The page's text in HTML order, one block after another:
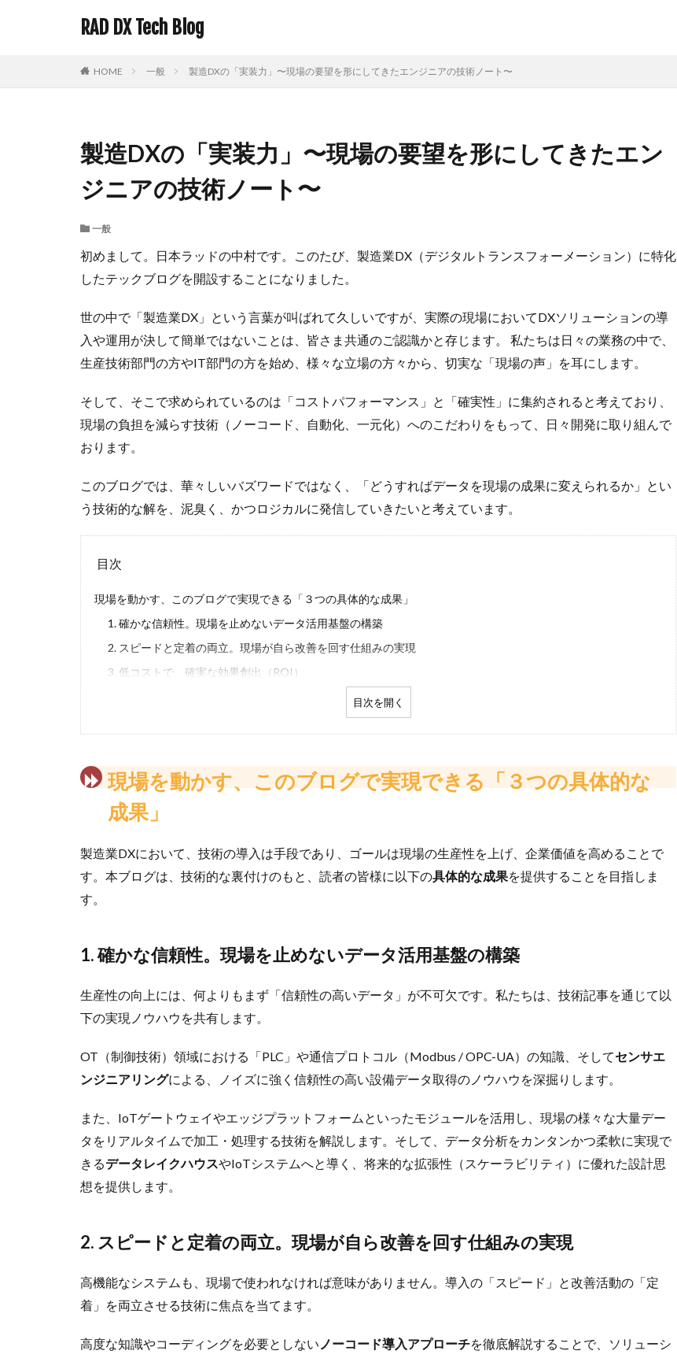
RAD DX Tech Blog
HOME 一般 製造DXの「実装力」〜現場の要望を形にしてきたエンジニアの技術ノート〜
製造DXの「実装力」〜現場の要望を形にしてきたエン
ジニアの技術ノート〜
一般
初めまして。日本ラッドの中村です。このたび、製造業DX（デジタルトランスフォーメーション）に特化
したテックブログを開設することになりました。
世の中で「製造業DX」という言葉が叫ばれて久しいですが、実際の現場においてDXソリューションの導
入や運用が決して簡単ではないことは、皆さま共通のご認識かと存じます。 私たちは日々の業務の中で、
生産技術部門の方やIT部門の方を始め、様々な立場の方々から、切実な「現場の声」を耳にします。
そして、そこで求められているのは「コストパフォーマンス」と「確実性」に集約されると考えており、
現場の負担を減らす技術（ノーコード、自動化、一元化）へのこだわりをもって、日々開発に取り組んで
おります。
このブログでは、華々しいバズワードではなく、「どうすればデータを現場の成果に変えられるか」とい
う技術的な解を、泥臭く、かつロジカルに発信していきたいと考えています。
目次
現場を動かす、このブログで実現できる「３つの具体的な成果」
1. 確かな信頼性。現場を止めないデータ活用基盤の構築
2. スピードと定着の両立。現場が自ら改善を回す仕組みの実現
3. 低コストで、確実な効果創出（ROI）
3. データの「資産化」とプラットフォーム
データの「サイロ化」を乗り越え、確かな成果へつなげたい方へ
目次を開く
現場を動かす、このブログで実現できる「３つの具体的な
成果」
製造業DXにおいて、技術の導入は手段であり、ゴールは現場の生産性を上げ、企業価値を高めることで
す。本ブログは、技術的な裏付けのもと、読者の皆様に以下の具体的な成果を提供することを目指しま
す。
1. 確かな信頼性。現場を止めないデータ活用基盤の構築
生産性の向上には、何よりもまず「信頼性の高いデータ」が不可欠です。私たちは、技術記事を通じて以
下の実現ノウハウを共有します。
OT（制御技術）領域における「PLC」や通信プロトコル（Modbus / OPC-UA）の知識、そしてセンサエ
ンジニアリングによる、ノイズに強く信頼性の高い設備データ取得のノウハウを深掘りします。
また、IoTゲートウェイやエッジプラットフォームといったモジュールを活用し、現場の様々な大量デー
タをリアルタイムで加工・処理する技術を解説します。そして、データ分析をカンタンかつ柔軟に実現で
きるデータレイクハウスやIoTシステムへと導く、将来的な拡張性（スケーラビリティ）に優れた設計思
想を提供します。
2. スピードと定着の両立。現場が自ら改善を回す仕組みの実現
高機能なシステムも、現場で使われなければ意味がありません。導入の「スピード」と改善活動の「定
着」を両立させる技術に焦点を当てます。
高度な知識やコーディングを必要としない ノーコード導入アプローチを徹底解説することで、ソリューシ